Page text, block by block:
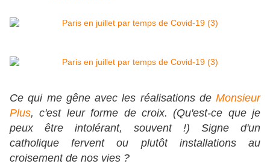
Ce qui me gêne avec les réalisations de Monsieur
Plus, c'est leur forme de croix. (Qu'est-ce que je
peux être intolérant, souvent !) Signe d'un
catholique fervent ou plutôt installations au
croisement de nos vies ?